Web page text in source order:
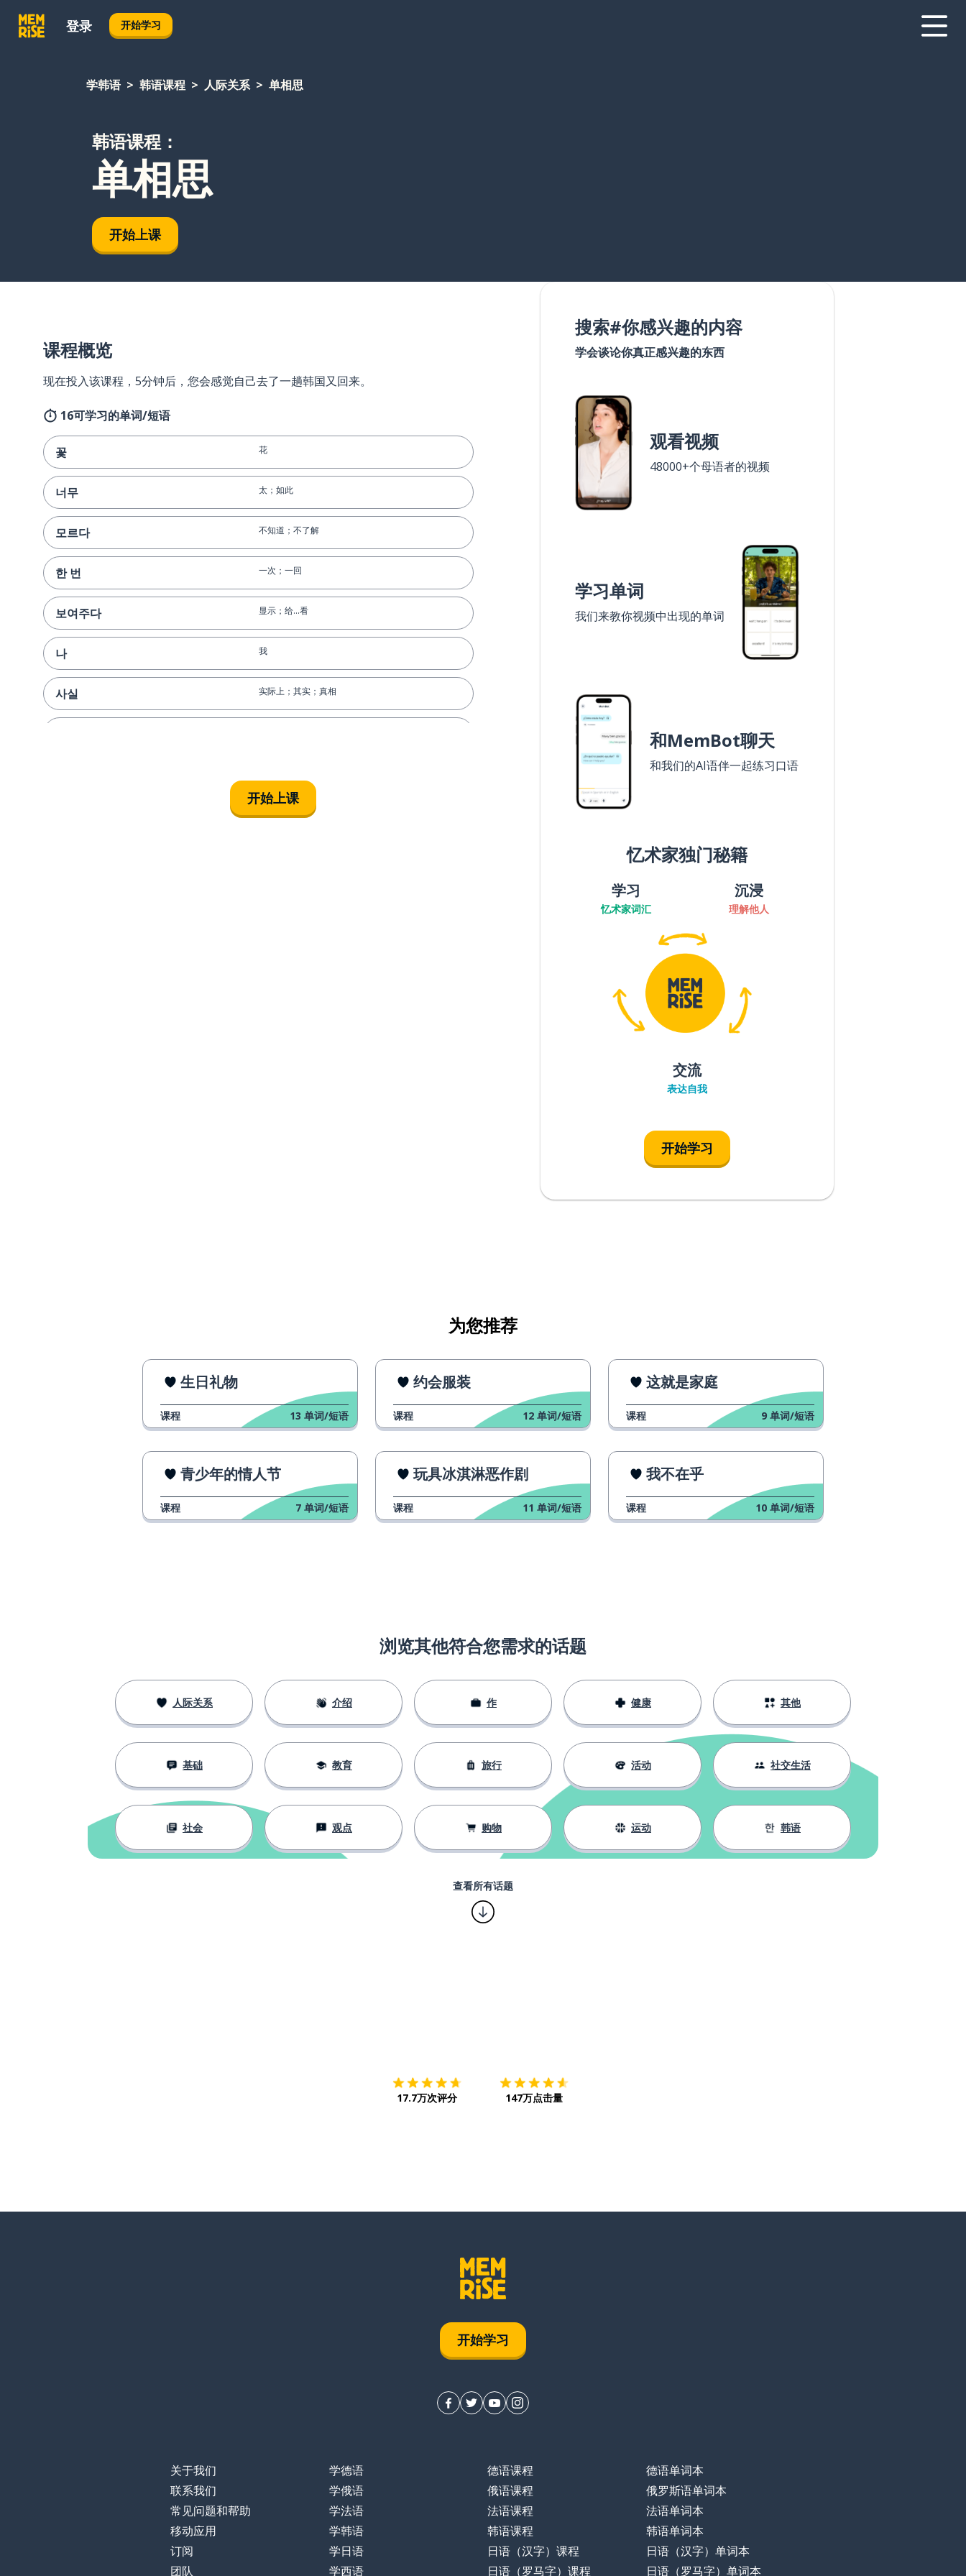
登录 开始学习
学韩语 韩语课程 人际关系 单相思
韩语课程：
单相思
开始上课
课程概览
现在投入该课程，5分钟后，您会感觉自己去了一趟韩国又回来。
16可学习的单词/短语
꽃 花
너무 太；如此
모르다 不知道；不了解
한 번 一次；一回
보여주다 显示；给...看
나 我
사실 实际上；其实；真相
没事；没关系；不用了谢谢
开始上课
搜索#你感兴趣的内容
学会谈论你真正感兴趣的东西
观看视频
48000+个母语者的视频
学习单词
我们来教你视频中出现的单词
和MemBot聊天
和我们的AI语伴一起练习口语
忆术家独门秘籍
学习
忆术家词汇
沉浸
理解他人
交流
表达自我
开始学习
为您推荐
生日礼物
课程 13 单词/短语
约会服装
课程 12 单词/短语
这就是家庭
课程 9 单词/短语
青少年的情人节
课程 7 单词/短语
玩具冰淇淋恶作剧
课程 11 单词/短语
我不在乎
课程 10 单词/短语
浏览其他符合您需求的话题
人际关系 介绍 作 健康 其他
基础 教育 旅行 活动 社交生活
社会 观点 购物 运动 韩语
查看所有话题
17.7万次评分 147万点击量
开始学习
关于我们
联系我们
常见问题和帮助
移动应用
订阅
团队
学德语
学俄语
学法语
学韩语
学日语
学西语
德语课程
俄语课程
法语课程
韩语课程
日语（汉字）课程
日语（罗马字）课程
德语单词本
俄罗斯语单词本
法语单词本
韩语单词本
日语（汉字）单词本
日语（罗马字）单词本